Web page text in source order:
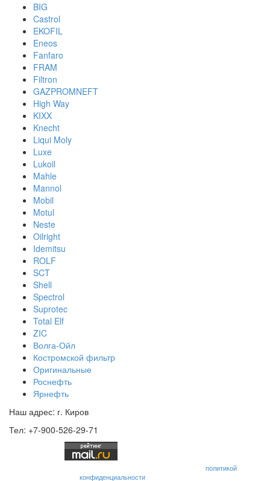
BIG
Castrol
EKOFIL
Eneos
Fanfaro
FRAM
Filtron
GAZPROMNEFT
High Way
KIXX
Knecht
Liqui Moly
Luxe
Lukoil
Mahle
Mannol
Mobil
Motul
Neste
Oilright
Idemitsu
ROLF
SCT
Shell
Spectrol
Suprotec
Total Elf
ZIC
Волга-Ойл
Костромской фильтр
Оригинальные
Роснефть
Ярнефть
Наш адрес: г. Киров
Тел: +7-900-526-29-71
политикой
конфиденциальности